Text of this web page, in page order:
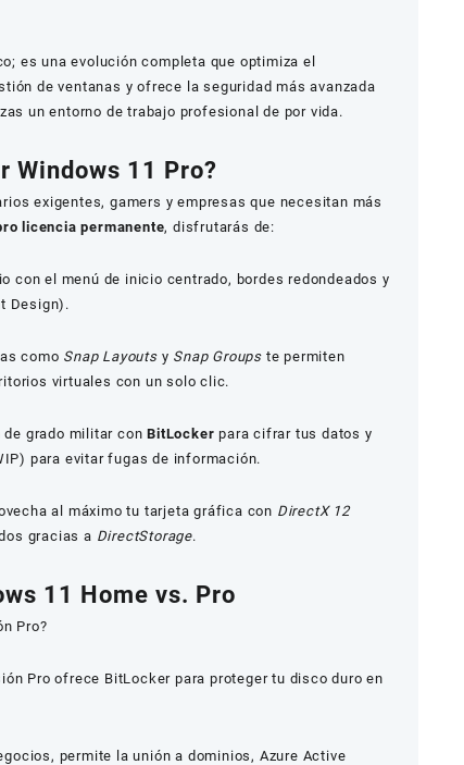
es una evolución completa que optimiza el
de ventanas y ofrece la seguridad más avanzada
un entorno de trabajo profesional de por vida.
Windows 11 Pro?
exigentes, gamers y empresas que necesitan más
licencia permanente, disfrutarás de:
con el menú de inicio centrado, bordes redondeados y
Design).
como Snap Layoutsy Snap Groups te permiten
virtuales con un solo clic.
de grado militar conBitLocker para cifrar tus datos y
para evitar fugas de información.
al máximo tu tarjeta gráfica con DirectX 12
gracias a DirectStorage.
11 Home vs. Pro
Pro?
Pro ofrece BitLocker para proteger tu disco duro en
permite la unión a dominios, Azure Active